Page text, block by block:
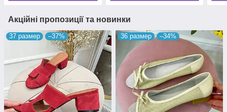
Акційні пропозиції та новинки
37 размер –37% 36 размер –34%